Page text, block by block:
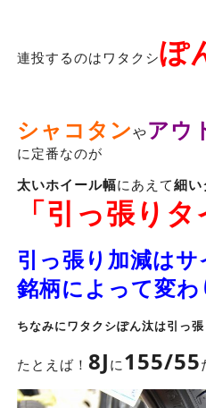
連投するのはワタクシぽ
シャコタンやアウ
に定番なのが
太いホイール幅にあえて細い
「引っ張りタ
引っ張り加減は
銘柄によって変わ
ちなみにワタクシぽん汰は引っ
たとえば！ 8J に155/55